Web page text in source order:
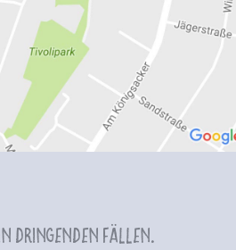
dringenden Fällen.